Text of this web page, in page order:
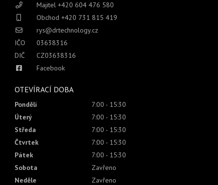
Majitel +420 604 476 580
Obchod +420 731 815 419
rys@drtechnology.cz
IČO
03638316
DIČ
CZ03638316
Facebook
OTEVÍRACÍ DOBA
Pondělí
7:00 - 15:30
Úterý
7:00 - 15:30
Středa
7:00 - 15:30
Čtvrtek
7:00 - 15:30
Pátek
7:00 - 15:30
Sobota
Zavřeno
Neděle
Zavřeno